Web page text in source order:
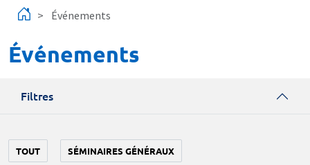
Événements
Événements
Filtres
TOUT SÉMINAIRES GÉNÉRAUX